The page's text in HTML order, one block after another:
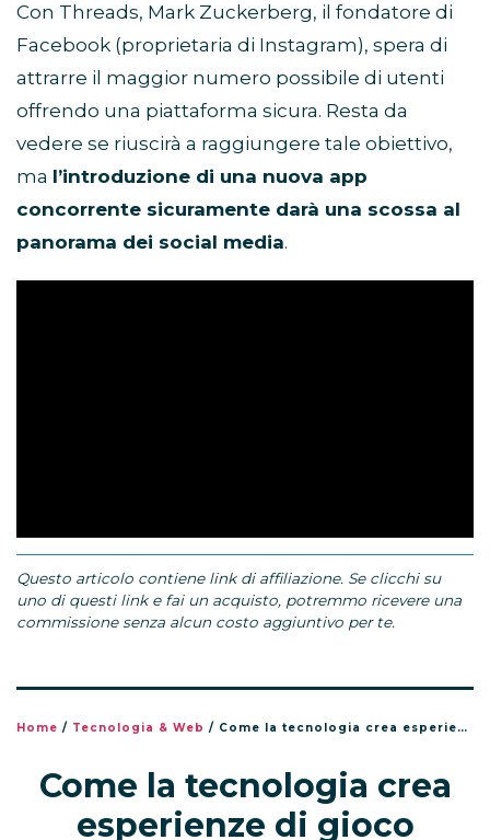
Con Threads, Mark Zuckerberg, il fondatore di
Facebook (proprietaria di Instagram), spera di
attrarre il maggior numero possibile di utenti
offrendo una piattaforma sicura. Resta da
vedere se riuscirà a raggiungere tale obiettivo,
ma l’introduzione di una nuova app
concorrente sicuramente darà una scossa al
panorama dei social media.
Questo articolo contiene link di affiliazione. Se clicchi su
uno di questi link e fai un acquisto, potremmo ricevere una
commissione senza alcun costo aggiuntivo per te.
Home / Tecnologia & Web / Come la tecnologia crea esperienze di gioco coinvolgenti
Come la tecnologia crea
esperienze di gioco